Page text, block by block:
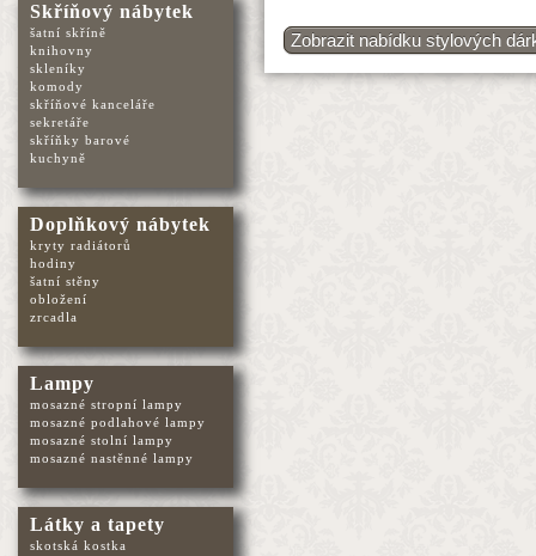
Zobrazit nabídku stylových
Skříňový nábytek
šatní skříně
knihovny
skleníky
komody
skříňové kanceláře
sekretáře
skříňky barové
kuchyně
Doplňkový nábytek
kryty radiátorů
hodiny
šatní stěny
obložení
zrcadla
Lampy
mosazné stropní lampy
mosazné podlahové lampy
mosazné stolní lampy
mosazné nastěnné lampy
Látky a tapety
skotská kostka